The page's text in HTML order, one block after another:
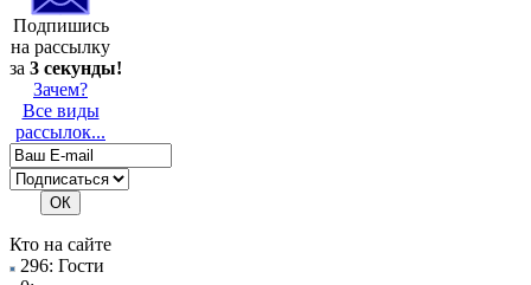
Подпишись
на рассылку
за 3 секунды!
Зачем?
Все виды
рассылок...
Кто на сайте
296: Гости